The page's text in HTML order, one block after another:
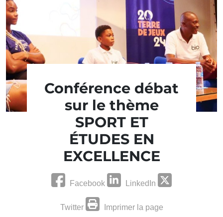
Conférence débat
sur le thème
SPORT ET
ÉTUDES EN
EXCELLENCE
Facebook LinkedIn
Twitter Imprimer la page